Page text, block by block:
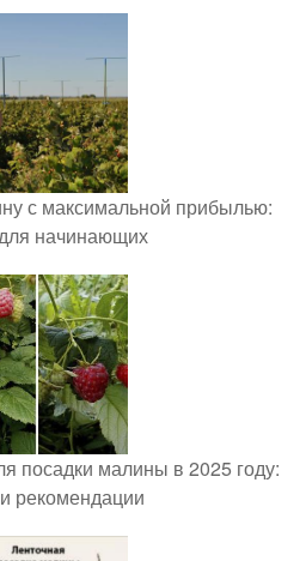
с максимальной прибылью:
начинающих
посадки малины в 2025 году:
рекомендации